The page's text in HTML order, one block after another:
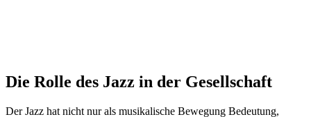
Die Rolle des Jazz in der Gesellschaft
Der Jazz hat nicht nur als musikalische Bewegung Bedeutung,